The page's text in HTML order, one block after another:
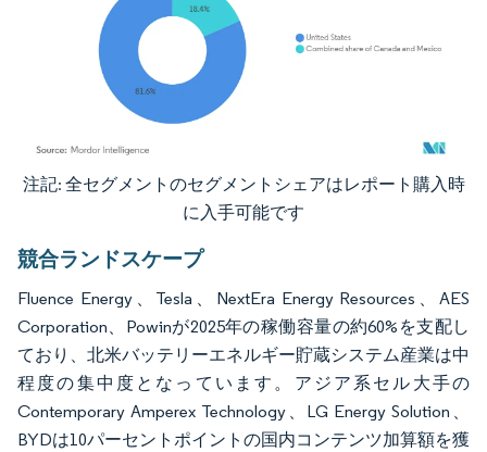
画像 © Mordor Intelligence。再利用にはCC BY 4.0の表示が必要です。
注記: 全セグメントのセグメントシェアはレポート購入時
に入手可能です
競合ランドスケープ
Fluence Energy、Tesla、NextEra Energy Resources、AES
Corporation、Powinが2025年の稼働容量の約60%を支配し
ており、北米バッテリーエネルギー貯蔵システム産業は中
程度の集中度となっています。アジア系セル大手の
Contemporary Amperex Technology、LG Energy Solution、
BYDは10パーセントポイントの国内コンテンツ加算額を獲